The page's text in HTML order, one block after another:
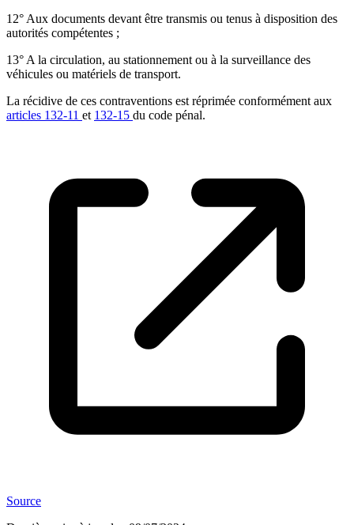
12° Aux documents devant être transmis ou tenus à disposition des
autorités compétentes ;
13° A la circulation, au stationnement ou à la surveillance des
véhicules ou matériels de transport.
La récidive de ces contraventions est réprimée conformément aux
articles 132-11 et 132-15 du code pénal.
Source